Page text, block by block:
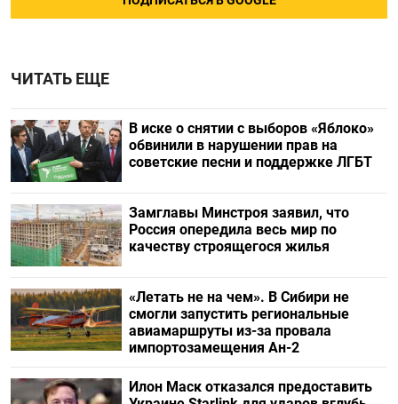
ЧИТАТЬ ЕЩЕ
В иске о снятии с выборов «Яблоко»
обвинили в нарушении прав на
советские песни и поддержке ЛГБТ
Замглавы Минстроя заявил, что
Россия опередила весь мир по
качеству строящегося жилья
«Летать не на чем». В Сибири не
смогли запустить региональные
авиамаршруты из-за провала
импортозамещения Ан-2
Илон Маск отказался предоставить